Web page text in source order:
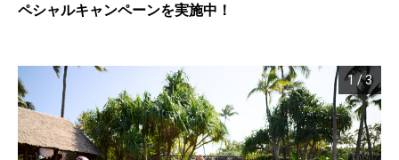
ペシャルキャンペーンを実施中！
1/3